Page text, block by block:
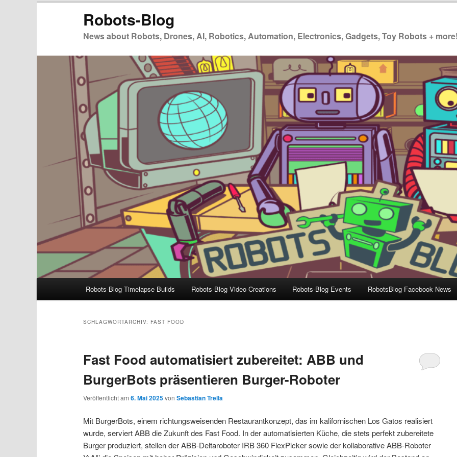
Robots-Blog
News about Robots, Drones, AI, Robotics, Automation, Electronics, Gadgets, Toy Robots + more!
Robots-Blog Timelapse Builds Robots-Blog Video Creations Robots-Blog Events RobotsBlog Facebook News
SCHLAGWORTARCHIV: FAST FOOD
Fast Food automatisiert zubereitet: ABB und
BurgerBots präsentieren Burger-Roboter
Veröffentlicht am6. Mai 2025vonSebastian Trella
Mit BurgerBots, einem richtungsweisenden Restaurantkonzept, das im kalifornischen Los Gatos realisiert
wurde, serviert ABB die Zukunft des Fast Food. In der automatisierten Küche, die stets perfekt zubereitete
Burger produziert, stellen der ABB-Deltaroboter IRB 360 FlexPicker sowie der kollaborative ABB-Roboter